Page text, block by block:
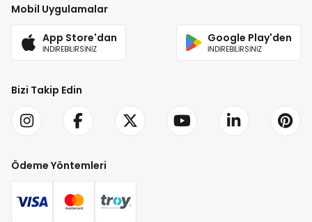
Mobil Uygulamalar
App Store'dan
İNDİREBİLİRSİNİZ
Google Play'den
İNDİREBİLİRSİNİZ
Bizi Takip Edin
Ödeme Yöntemleri